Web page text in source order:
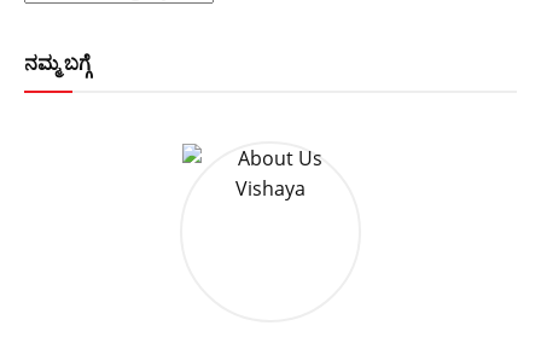
ನಮ್ಮ ಬಗ್ಗೆ